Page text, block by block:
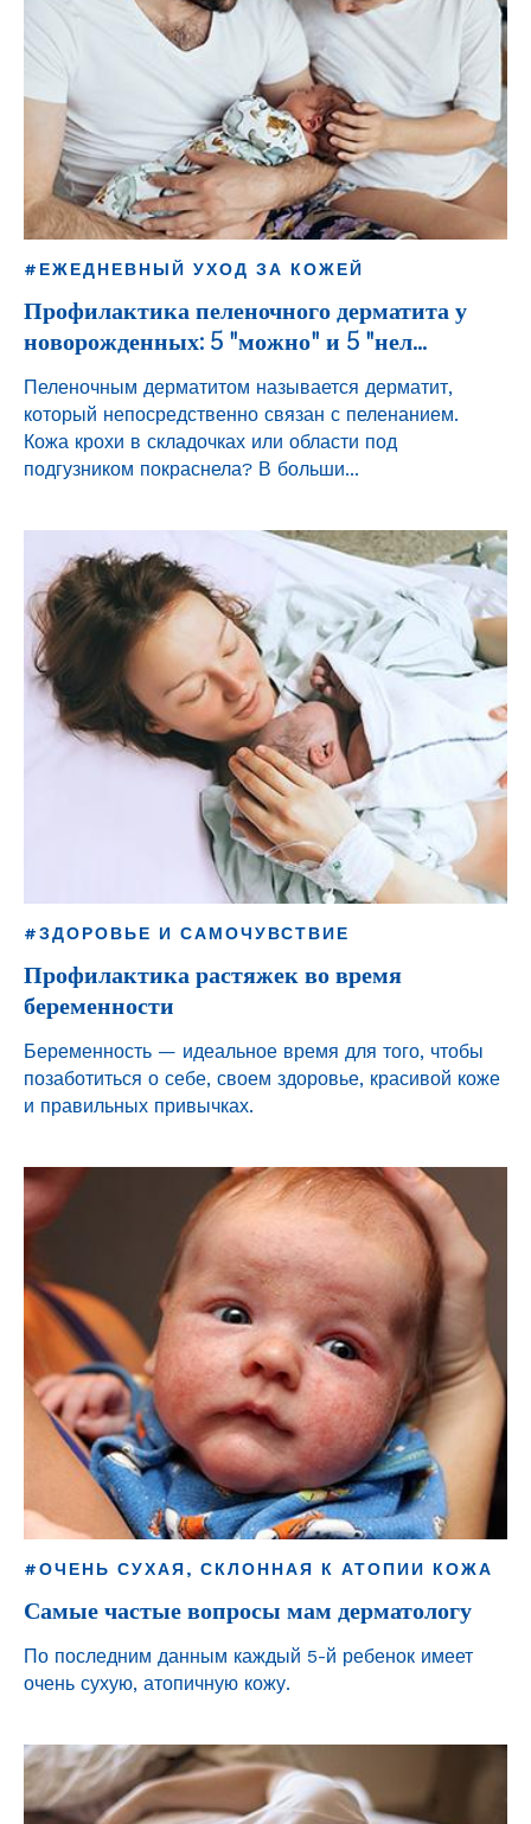
#ЕЖЕДНЕВНЫЙ УХОД ЗА КОЖЕЙ
Профилактика пеленочного дерматита у
новорожденных: 5 "можно" и 5 "нел...
Пеленочным дерматитом называется дерматит,
который непосредственно связан с пеленанием.
Кожа крохи в складочках или области под
подгузником покраснела? В больши...
#ЗДОРОВЬЕ И САМОЧУВСТВИЕ
Профилактика растяжек во время
беременности
Беременность — идеальное время для того, чтобы
позаботиться о себе, своем здоровье, красивой коже
и правильных привычках.
#ОЧЕНЬ СУХАЯ, СКЛОННАЯ К АТОПИИ КОЖА
Самые частые вопросы мам дерматологу
По последним данным каждый 5-й ребенок имеет
очень сухую, атопичную кожу.